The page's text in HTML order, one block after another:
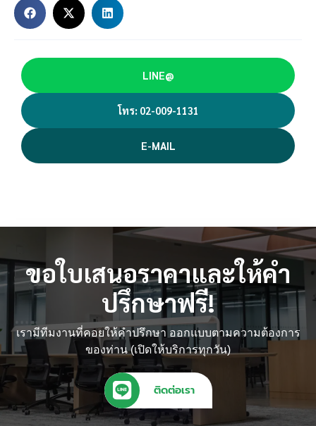
LINE@
โทร: 02-009-1131
E-MAIL
ขอใบเสนอราคาและให้คำ
ปรึกษาฟรี!
เรามีทีมงานที่คอยให้คำปรึกษา ออกแบบตามความต้องการ
ของท่าน (เปิดให้บริการทุกวัน)
ติดต่อเรา